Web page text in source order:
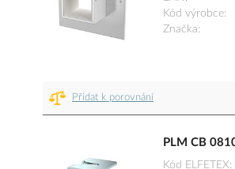
Kód výrobce
Značka
Přidat k porovnání
PLM CB
Kód ELFETEX